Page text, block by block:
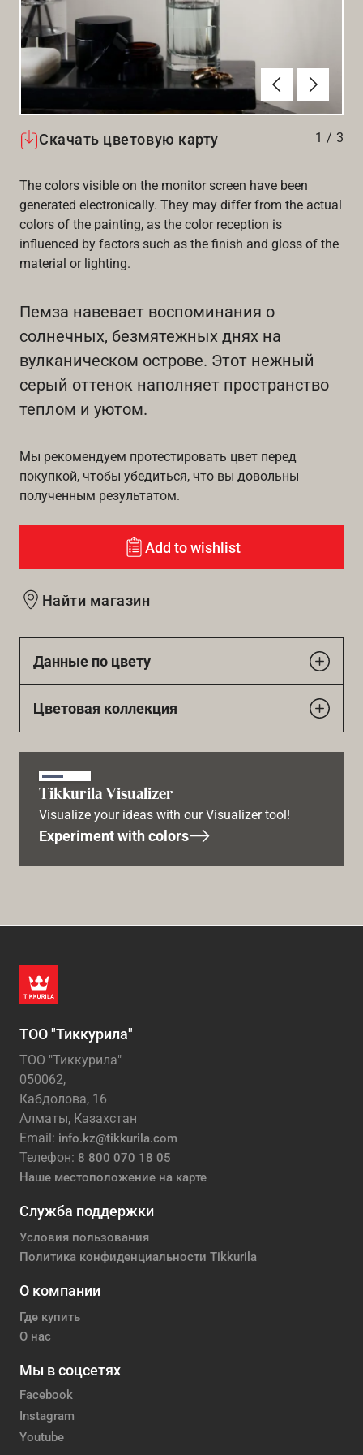
АлдыңғыВперёд
Скачать цветовую карту 1 / 3
The colors visible on the monitor screen have been
generated electronically. They may differ from the actual
colors of the painting, as the color reception is
influenced by factors such as the finish and gloss of the
material or lighting.
Пемза навевает воспоминания о
солнечных, безмятежных днях на
вулканическом острове. Этот нежный
серый оттенок наполняет пространство
теплом и уютом.
Мы рекомендуем протестировать цвет перед
покупкой, чтобы убедиться, что вы довольны
полученным результатом.
Add to wishlist
Найти магазин
Данные по цвету
Цветовая коллекция
Tikkurila Visualizer
Visualize your ideas with our Visualizer tool!
Experiment with colors
ТОО "Тиккурила"
ТОО "Тиккурила"
050062,
Кабдолова, 16
Алматы, Казахстан
Email: info.kz@tikkurila.com
Телефон: 8 800 070 18 05
Наше местоположение на карте
Служба поддержки
Условия пользования
Политика конфиденциальности Tikkurila
О компании
Где купить
О нас
Мы в соцсетях
Facebook
Instagram
Youtube